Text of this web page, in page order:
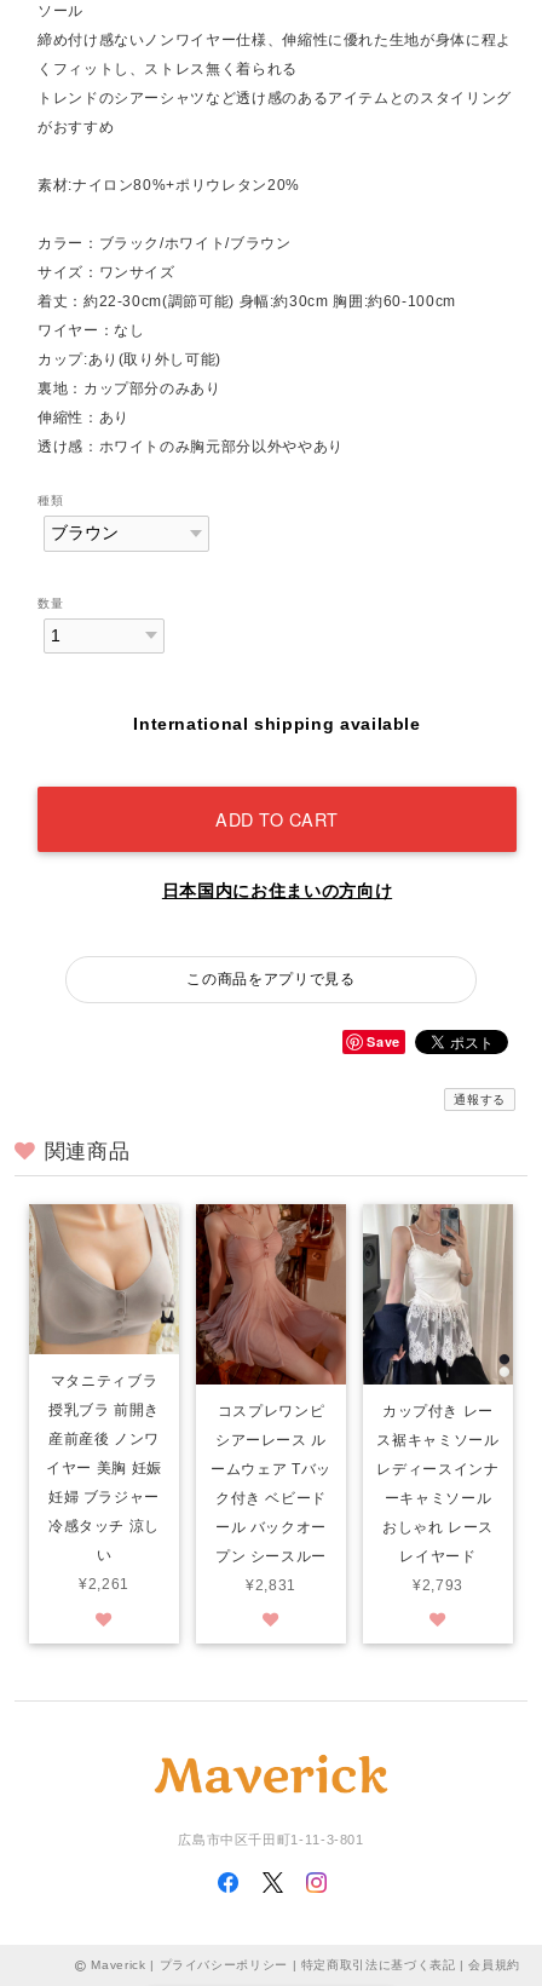
ソール
締め付け感ないノンワイヤー仕様、伸縮性に優れた生地が身体に程よ
くフィットし、ストレス無く着られる
トレンドのシアーシャツなど透け感のあるアイテムとのスタイリング
がおすすめ
素材:ナイロン80%+ポリウレタン20%
カラー：ブラック/ホワイト/ブラウン
サイズ：ワンサイズ
着丈：約22-30cm(調節可能) 身幅:約30cm 胸囲:約60-100cm
ワイヤー：なし
カップ:あり(取り外し可能)
裏地：カップ部分のみあり
伸縮性：あり
透け感：ホワイトのみ胸元部分以外ややあり
種類
数量
International shipping available
ADD TO CART
日本国内にお住まいの方向け
この商品をアプリで見る
Save
通報する
関連商品
マタニティブラ
授乳ブラ 前開き
産前産後 ノンワ
イヤー 美胸 妊娠
妊婦 ブラジャー
冷感タッチ 涼し
い
¥2,261
コスプレワンピ
シアーレース ル
ームウェア Tバッ
ク付き ベビード
ール バックオー
プン シースルー
¥2,831
カップ付き レー
ス裾キャミソール
レディースインナ
ーキャミソール
おしゃれ レース
レイヤード
¥2,793
広島市中区千田町1-11-3-801
Maverick | プライバシーポリシー | 特定商取引法に基づく表記 |会員規約